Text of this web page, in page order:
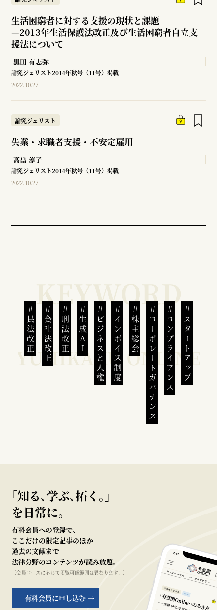
生活困窮者に対する支援の現状と課題
—2013年生活保護法改正及び生活困窮者自立支
援法について
黒田 有志弥
論究ジュリスト2014年秋号（11号）掲載
2022.10.27
論究ジュリスト
失業・求職者支援・不安定雇用
高畠 淳子
論究ジュリスト2014年秋号（11号）掲載
2022.10.27
民法改正 会社法改正 刑法改正 生成AI ビジネスと人権インボイス制度 株主総会 コーポレートガバナンスコンプライアンススタートアップ
｢知る､学ぶ､拓く｡｣
を日常に。
有料会員への登録で、
ここだけの限定記事のほか
過去の文献まで
法律分野のコンテンツが読み放題。
（会員コースに応じて閲覧可能範囲は異なります。）
有料会員に申し込む →